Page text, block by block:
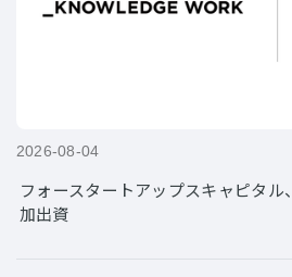
2026-08-04
フォースタートアップスキャピタ
加出資